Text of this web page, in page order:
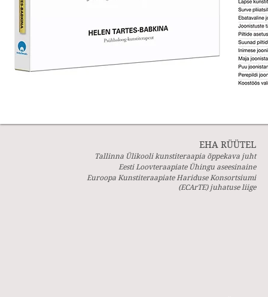
EHA RÜÜTEL
Tallinna Ülikooli kunstiteraapia õppekava juht
Eesti Loovteraapiate Ühingu aseesinaine
Euroopa Kunstiteraapiate Hariduse Konsortsiumi
(ECArTE) juhatuse liige